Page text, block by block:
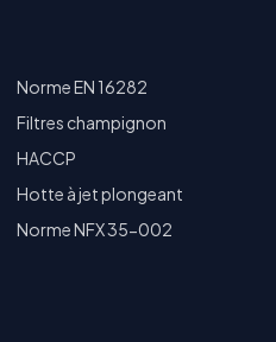
Norme EN 16282
Filtres champignon
HACCP
Hotte à jet plongeant
Norme NFX 35-002